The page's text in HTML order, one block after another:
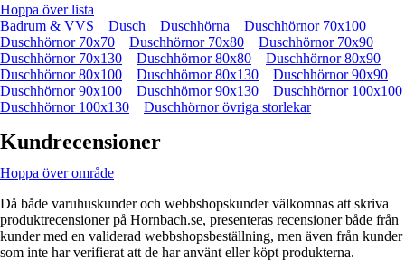
Hoppa över lista
Badrum & VVS
Dusch Duschhörna
Duschhörnor 70x100
Duschhörnor 70x70
Duschhörnor 70x80
Duschhörnor 70x90
Duschhörnor 70x130
Duschhörnor 80x80
Duschhörnor 80x90
Duschhörnor 80x100
Duschhörnor 80x130
Duschhörnor 90x90
Duschhörnor 90x100
Duschhörnor 90x130
Duschhörnor 100x100
Duschhörnor 100x130
Duschhörnor övriga storlekar
Kundrecensioner
Hoppa över område
Då både varuhuskunder och webbshopskunder välkomnas att skriva
produktrecensioner på Hornbach.se, presenteras recensioner både från
kunder med en validerad webbshopsbeställning, men även från kunder
som inte har verifierat att de har använt eller köpt produkterna.